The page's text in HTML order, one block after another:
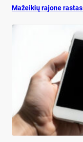
Mažeikių rajone